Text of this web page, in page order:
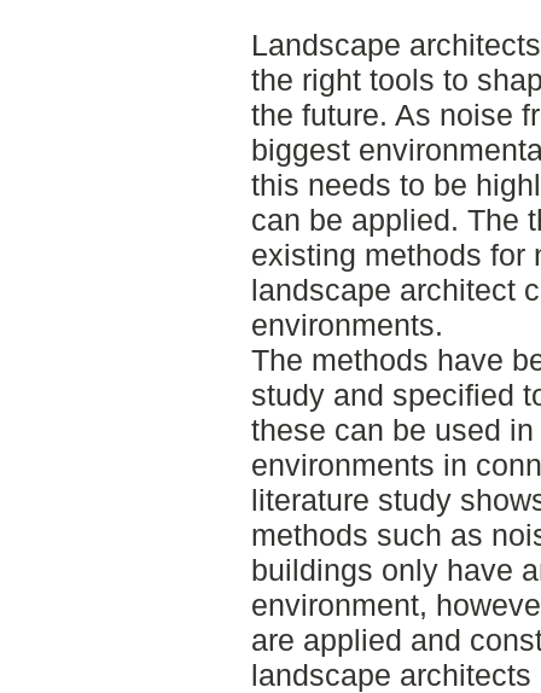
Landscape
the right tools to
the future. As noise
biggest
this needs to be
can be applied. The
existing methods for
landscape architect
environments.
The methods have
study and specified
these can be used
environments in
literature study
methods such as
buildings only have
environment,
are applied and
landscape